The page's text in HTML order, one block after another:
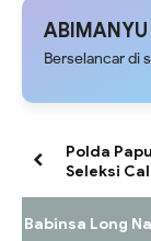
ABIMANYU
Berselancar di
Polda
Seleksi
Babinsa Long